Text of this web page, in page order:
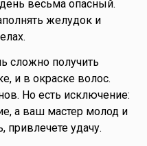
весьма опасный.
желудок и
сложно получить
и в окраске волос.
Но есть исключение:
а ваш мастер молод и
привлечете удачу.